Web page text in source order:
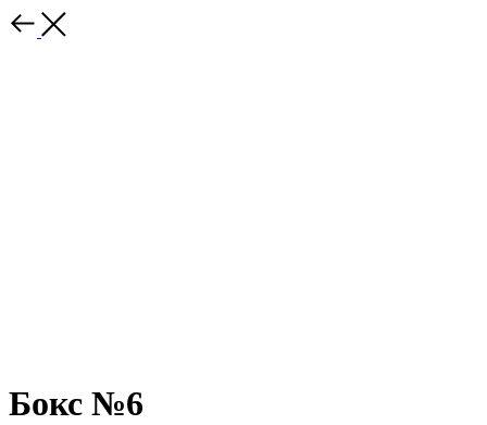
Бокс №6